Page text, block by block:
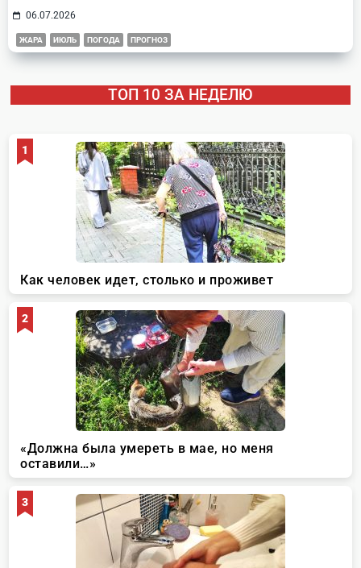
06.07.2026
ЖАРА ИЮЛЬ ПОГОДА ПРОГНОЗ
ТОП 10 ЗА НЕДЕЛЮ